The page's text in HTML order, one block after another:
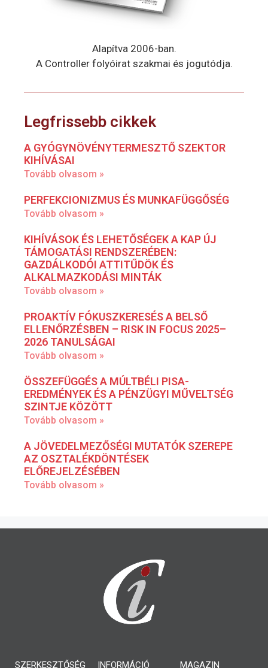
Alapítva 2006-ban.
A Controller folyóirat szakmai és jogutódja.
Legfrissebb cikkek
A GYÓGYNÖVÉNYTERMESZTŐ SZEKTOR
KIHÍVÁSAI
Tovább olvasom »
PERFEKCIONIZMUS ÉS MUNKAFÜGGŐSÉG
Tovább olvasom »
KIHÍVÁSOK ÉS LEHETŐSÉGEK A KAP ÚJ
TÁMOGATÁSI RENDSZERÉBEN:
GAZDÁLKODÓI ATTITŰDÖK ÉS
ALKALMAZKODÁSI MINTÁK
Tovább olvasom »
PROAKTÍV FÓKUSZKERESÉS A BELSŐ
ELLENŐRZÉSBEN – RISK IN FOCUS 2025–
2026 TANULSÁGAI
Tovább olvasom »
ÖSSZEFÜGGÉS A MÚLTBÉLI PISA-
EREDMÉNYEK ÉS A PÉNZÜGYI MŰVELTSÉG
SZINTJE KÖZÖTT
Tovább olvasom »
A JÖVEDELMEZŐSÉGI MUTATÓK SZEREPE
AZ OSZTALÉKDÖNTÉSEK
ELŐREJELZÉSÉBEN
Tovább olvasom »
SZERKESZTŐSÉG INFORMÁCIÓ MAGAZIN